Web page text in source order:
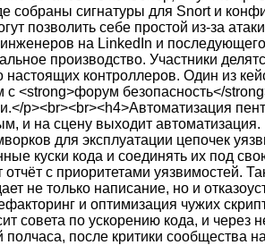
собраны сигнатуры для Snort и
позволить себе простой из-за
на LinkedIn и
производство. Участники
настоящих контроллеров. Один из
<strong>форум безопасность</
p><br><br><h4>Автоматизация
и на сцену выходит
для эксплуатации цепочек
куски кода и соединять их под
с приоритетами уязвимостей.
не только написание, но и
и оптимизация чужих
совета по ускорению кода, и
после критики сообщества